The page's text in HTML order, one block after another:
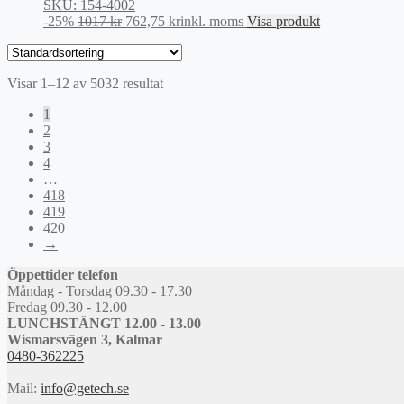
SKU: 154-4002
-25% 1017kr Det
1017 kr.
762,75 krDet
inkl. moms Visa produkt
Visar 1–12 av 5032 resultat
1
2
3
4
…
418
419
420
→
Öppettider telefon
Måndag - Torsdag 09.30 - 17.30
Fredag 09.30 - 12.00
LUNCHSTÄNGT 12.00 - 13.00
Wismarsvägen 3, Kalmar
0480-362225
Mail: info@getech.se